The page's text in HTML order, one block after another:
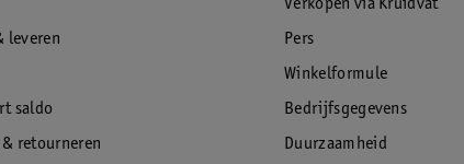
leveren
saldo
& retourneren
Verkopen via Kruidvat
Pers
Winkelformule
Bedrijfsgegevens
Duurzaamheid